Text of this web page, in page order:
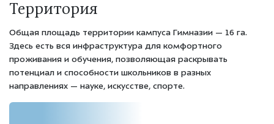
Территория
Общая площадь территории кампуса Гимназии — 16 га.
Здесь есть вся инфраструктура для комфортного
проживания и обучения, позволяющая раскрывать
потенциал и способности школьников в разных
направлениях — науке, искусстве, спорте.